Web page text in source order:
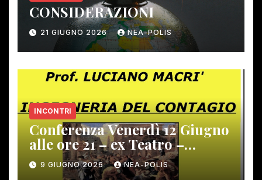
CONSIDERAZIONI
21 GIUGNO 2026 NEA-POLIS
INCONTRI
Conferenza Venerdì 12 Giugno
alle ore 21 – ex Teatro –
Gambassi Terme –
9 GIUGNO 2026 NEA-POLIS